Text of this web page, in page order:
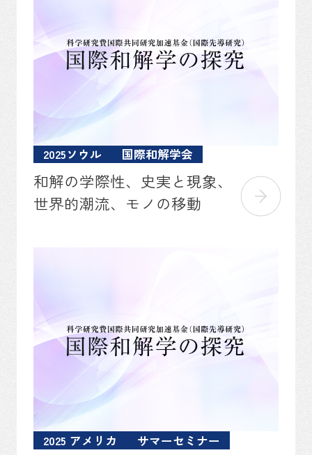
2025ソウル 国際和解学会
和解の学際性、史実と現象、
世界的潮流、モノの移動
2025 アメリカ サマーセミナー